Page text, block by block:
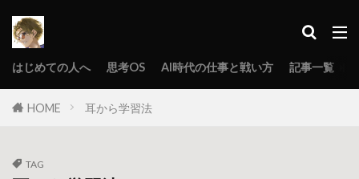
はじめての人へ 思考OS AI時代の仕事と戦い方 記事一覧
HOME 耳から学習法
TAG